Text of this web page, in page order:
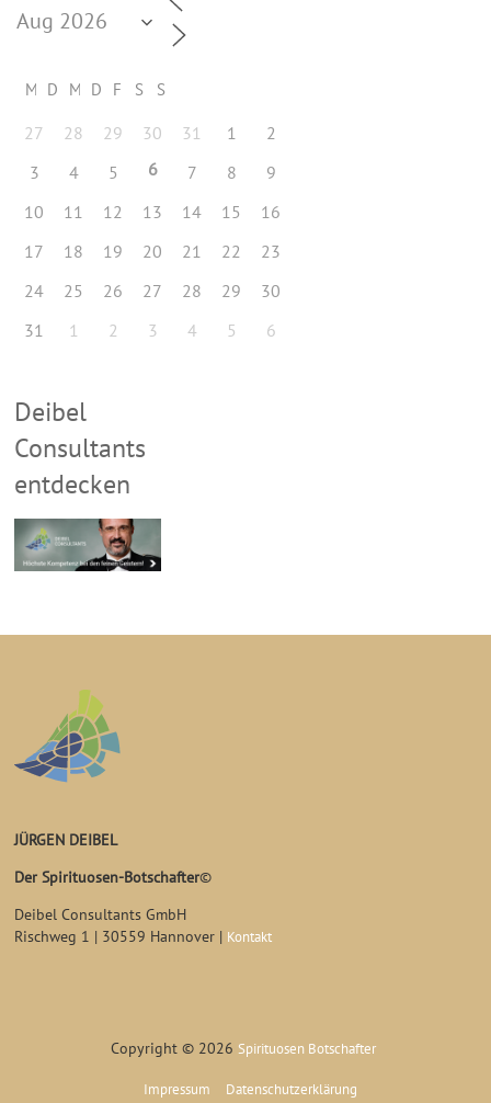
M D M D F S S
27 28 29 30 31 1
2
3
4 5 6 7 8
9
10
11 12 13 14 15
16
17
18 19 20 21 22
23
24
25 26 27 28 29
30
31
1 2 3 4 5 6
Deibel
Consultants
entdecken
JÜRGEN DEIBEL
Der Spirituosen-Botschafter©
Deibel Consultants GmbH
Rischweg 1 | 30559 Hannover | Kontakt
Copyright © 2026 Spirituosen Botschafter
Impressum Datenschutzerklärung